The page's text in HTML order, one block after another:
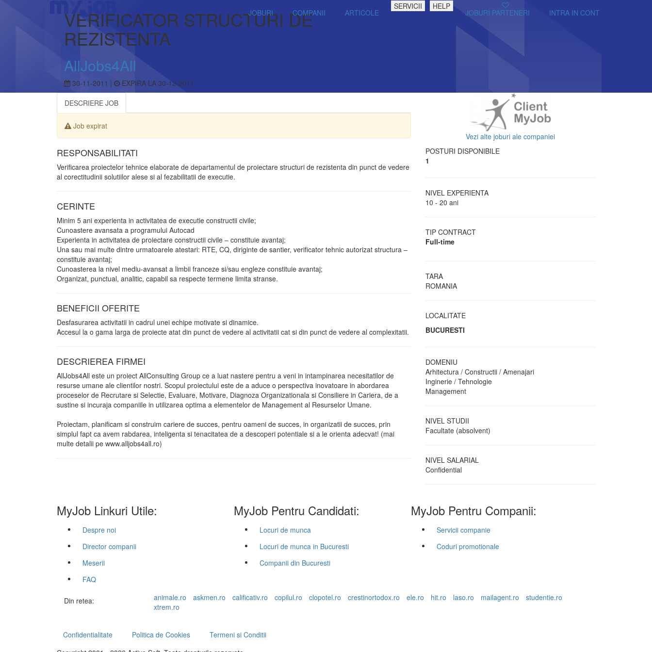
JOBURI COMPANII ARTICOLE
SERVICII HELP
JOBURI PARTENERI INTRA IN CONT
VERIFICATOR STRUCTURI DE
REZISTENTA
AllJobs4All
30-11-2011 | EXPIRA LA 30-12-2011
Vezi alte joburi ale companiei
POSTURI DISPONIBILE
1
NIVEL EXPERIENTA
10 - 20 ani
TIP CONTRACT
Full-time
TARA
ROMANIA
LOCALITATE
BUCURESTI
DOMENIU
Arhitectura / Constructii / Amenajari
Inginerie / Tehnologie
Management
NIVEL STUDII
Facultate (absolvent)
NIVEL SALARIAL
Confidential
DESCRIERE JOB
Job expirat
RESPONSABILITATI
Verificarea proiectelor tehnice elaborate de departamentul de proiectare structuri de rezistenta din punct de vedere
al corectitudinii solutiilor alese si al fezabilitatii de executie.
CERINTE
Minim 5 ani experienta in activitatea de executie constructii civile;
Cunoastere avansata a programului Autocad
Experienta in activitatea de proiectare constructii civile – constituie avantaj;
Una sau mai multe dintre urmatoarele atestari: RTE, CQ, diriginte de santier, verificator tehnic autorizat structura –
constituie avantaj;
Cunoasterea la nivel mediu-avansat a limbii franceze si/sau engleze constituie avantaj;
Organizat, punctual, analitic, capabil sa respecte termene limita stranse.
BENEFICII OFERITE
Desfasurarea activitatii in cadrul unei echipe motivate si dinamice.
Accesul la o gama larga de proiecte atat din punct de vedere al activitatii cat si din punct de vedere al complexitatii.
DESCRIEREA FIRMEI
AllJobs4All este un proiect AllConsulting Group ce a luat nastere pentru a veni in intampinarea necesitatilor de
resurse umane ale clientilor nostri. Scopul proiectului este de a aduce o perspectiva inovatoare in abordarea
proceselor de Recrutare si Selectie, Evaluare, Motivare, Diagnoza Organizationala si Consiliere in Cariera, de a
sustine si incuraja companiile in utilizarea optima a elementelor de Management al Resurselor Umane.
Proiectam, planificam si construim cariere de succes, pentru oameni de succes, in organizatii de succes, prin
simplul fapt ca avem rabdarea, inteligenta si tenacitatea de a descoperi potentiale si a le orienta adecvat! (mai
multe detalii pe www.alljobs4all.ro)
MyJob Linkuri Utile:
Despre noi
Director companii
Meserii
FAQ
MyJob Pentru Candidati:
Locuri de munca
Locuri de munca in Bucuresti
Companii din Bucuresti
MyJob Pentru Companii:
Servicii companie
Coduri promotionale
Din retea: animale.ro askmen.ro calificativ.ro copilul.ro clopotel.ro crestinortodox.ro ele.ro hit.ro laso.ro mailagent.ro
studentie.ro
xtrem.ro
Confidentialitate Politica de Cookies
Termeni si Conditii